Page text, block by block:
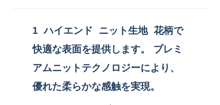
1 ハイエンド ニット生地 花柄で
快適な表面を提供します。 プレミ
アムニットテクノロジーにより、
優れた柔らかな感触を実現。